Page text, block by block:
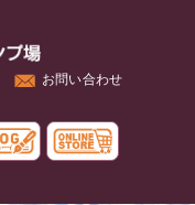
お問い合わせ